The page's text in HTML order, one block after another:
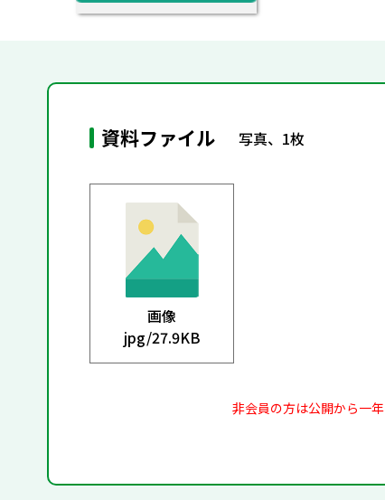
資料ファイル 写真、1枚
画像
jpg/27.9KB
非会員の方は公開から一